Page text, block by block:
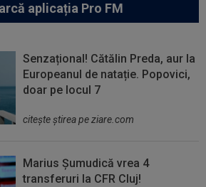
aplicația Pro FM
Senzațional! Cătălin Preda, aur la
Europeanul de natație. Popovici,
doar pe locul 7
citeşte ştirea pe ziare.com
Marius Șumudică vrea 4
transferuri la CFR Cluj!